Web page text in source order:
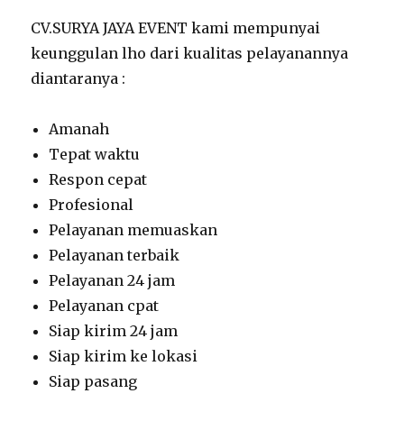
CV.SURYA JAYA EVENT kami mempunyai
keunggulan lho dari kualitas pelayanannya
diantaranya :
Amanah
Tepat waktu
Respon cepat
Profesional
Pelayanan memuaskan
Pelayanan terbaik
Pelayanan 24 jam
Pelayanan cpat
Siap kirim 24 jam
Siap kirim ke lokasi
Siap pasang